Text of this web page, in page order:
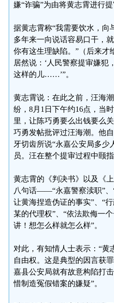
嫌“诈骗”为由将黄志霄进行
据黄志霄称“我需要饮水，向
多年来一向说话容易口干，
你有这生理缺陷。”（后来才
居然说：‘人民警察提审嫌犯
这样的儿……’”。
黄志霄说：在此之前，汪海
纷，8月1日下午约16点，当
里，让陈巧勇要么出钱要么
巧勇发帖批评过汪海潮。他
牙切齿所说“永嘉公安局多少
员。汪在整个提审过程中颐
黄志霄的《判决书》以及《
八句话——“永嘉警察渎职”、
让黄海捏造伪证的事实”、“
某的代理权”、“依法欺侮一
讲！想怎么样就怎么样”。
对此，有知情人士表示：“
自由权。这是典型的因言获
嘉县公安局就有故意构陷打
惜制造冤假错案的嫌疑”。